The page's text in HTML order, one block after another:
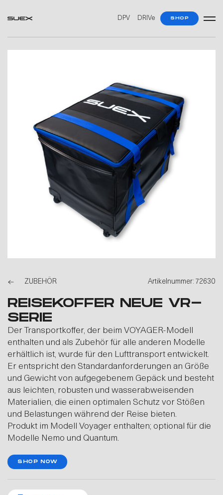
DPV DRIVe SHOP
ZUBEHÖR Artikelnummer: 72630
REISEKOFFER NEUE VR-
SERIE
Der Transportkoffer, der beim VOYAGER-Modell
enthalten und als Zubehör für alle anderen Modelle
erhältlich ist, wurde für den Lufttransport entwickelt.
Er entspricht den Standardanforderungen an Größe
und Gewicht von aufgegebenem Gepäck und besteht
aus leichten, robusten und wasserabweisenden
Materialien, die einen optimalen Schutz vor Stößen
und Belastungen während der Reise bieten.
Produkt im Modell Voyager enthalten; optional für die
Modelle Nemo und Quantum.
SHOP NOW